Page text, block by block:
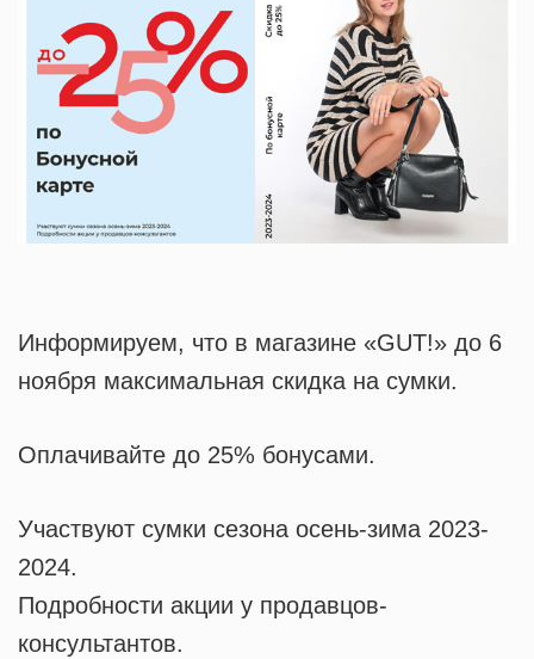
Информируем, что в магазине «GUT!» до 6
ноября максимальная скидка на сумки.
Оплачивайте до 25% бонусами.
Участвуют сумки сезона осень-зима 2023-
2024.
Подробности акции у продавцов-
консультантов.